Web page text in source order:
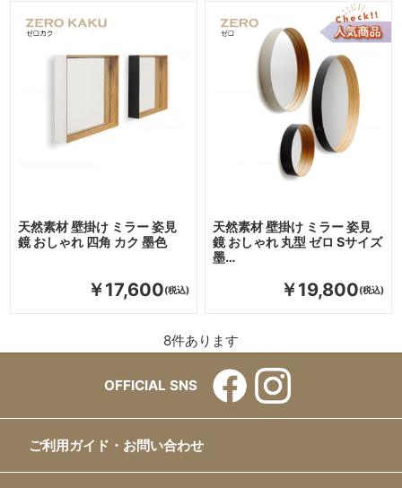
天然素材 壁掛け ミラー 姿見
鏡 おしゃれ 四角 カク 墨色
￥17,600
天然素材 壁掛け ミラー 姿見
鏡 おしゃれ 丸型 ゼロ Sサイズ
墨…
￥19,800
8件あります
OFFICIAL SNS
ご利用ガイド・お問い合わせ